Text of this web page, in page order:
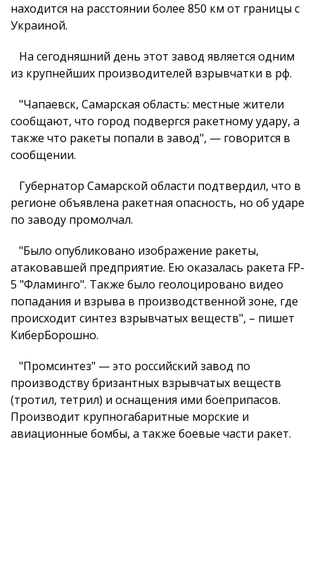
находится на расстоянии более 850 км от границы с
Украиной.
На сегодняшний день этот завод является одним
из крупнейших производителей взрывчатки в рф.
"Чапаевск, Самарская область: местные жители
сообщают, что город подвергся ракетному удару, а
также что ракеты попали в завод", — говорится в
сообщении.
Губернатор Самарской области подтвердил, что в
регионе объявлена ракетная опасность, но об ударе
по заводу промолчал.
"Было опубликовано изображение ракеты,
атаковавшей предприятие. Ею оказалась ракета FP-
5 "Фламинго". Также было геолоцировано видео
попадания и взрыва в производственной зоне, где
происходит синтез взрывчатых веществ", – пишет
КиберБорошно.
"Промсинтез" — это российский завод по
производству бризантных взрывчатых веществ
(тротил, тетрил) и оснащения ими боеприпасов.
Производит крупногабаритные морские и
авиационные бомбы, а также боевые части ракет.